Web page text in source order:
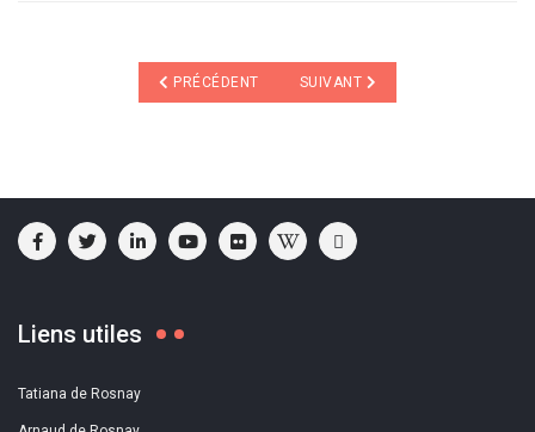
ARTICLE PRÉCÉDENT : DES CHIFFRES ET DES ÊTRES
PRÉCÉDENT ARTICLE SUIVANT : "LE CEB ET
SUIVANT
Liens utiles
Tatiana de Rosnay